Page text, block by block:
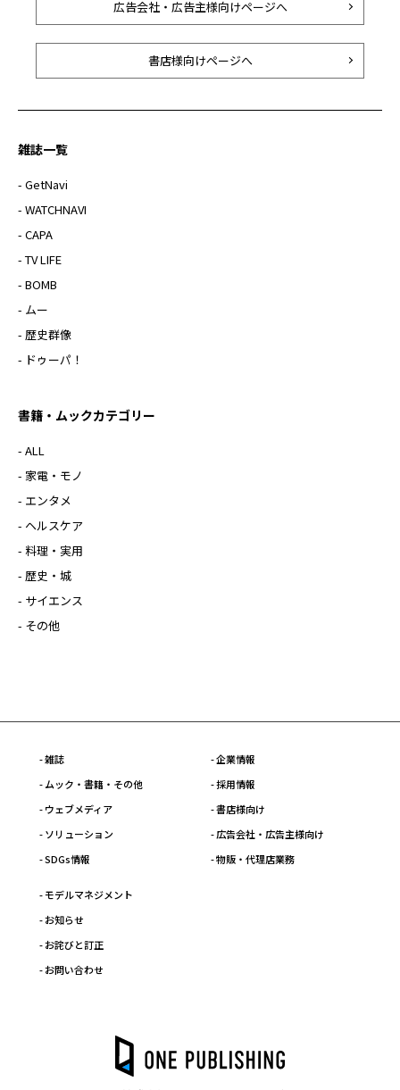
広告会社・広告主様向けページへ
書店様向けページへ
雑誌一覧
- GetNavi
- WATCHNAVI
- CAPA
- TV LIFE
- BOMB
- ムー
- 歴史群像
- ドゥーパ！
書籍・ムックカテゴリー
- ALL
- 家電・モノ
- エンタメ
- ヘルスケア
- 料理・実用
- 歴史・城
- サイエンス
- その他
- 雑誌
- ムック・書籍・その他
- ウェブメディア
- ソリューション
- SDGs情報
- 企業情報
- 採用情報
- 書店様向け
- 広告会社・広告主様向け
- 物販・代理店業務
- モデルマネジメント
- お知らせ
- お詫びと訂正
- お問い合わせ